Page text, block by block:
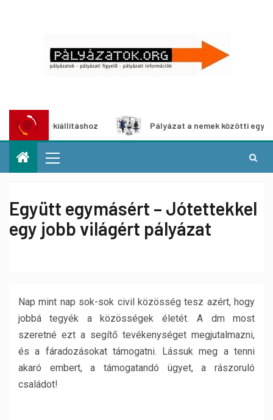
kiállításhoz Pályázat a nemek közötti egyenlőség
Együtt egymásért – Jótettekkel
egy jobb világért pályázat
Nap mint nap sok-sok civil közösség tesz azért, hogy
jobbá tegyék a közösségek életét. A dm most
szeretné ezt a segítő tevékenységet megjutalmazni,
és a fáradozásokat támogatni. Lássuk meg a tenni
akaró embert, a támogatandó ügyet, a rászoruló
családot!